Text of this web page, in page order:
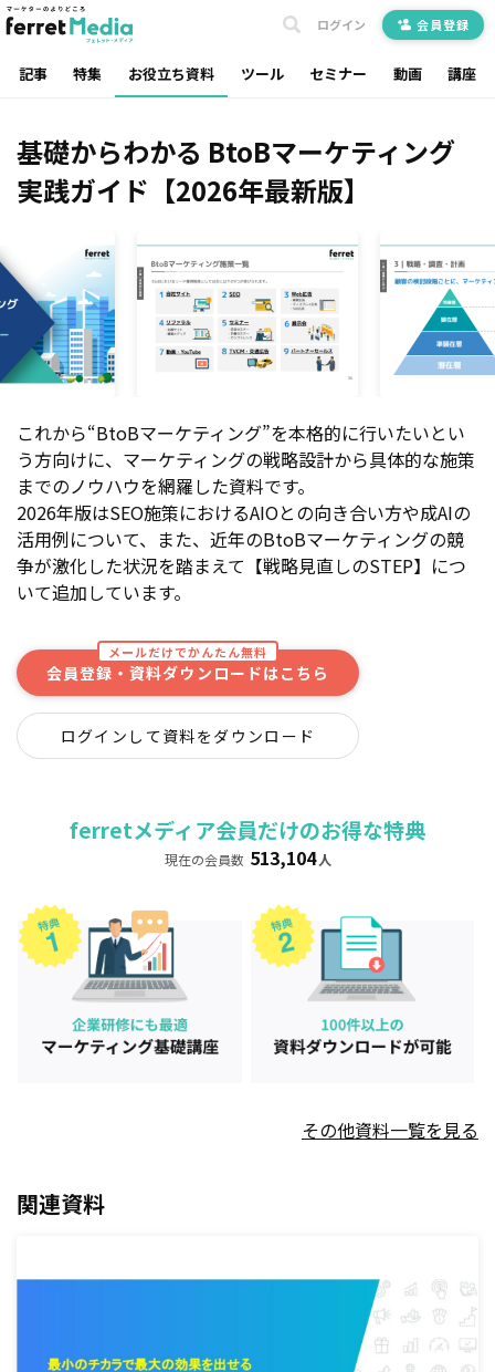
記事 特集 お役立ち資料 ツール セミナー 動画 講座
ログイン 会員登録
基礎からわかる BtoBマーケティング
実践ガイド【2026年最新版】
これから“BtoBマーケティング”を本格的に行いたいとい
う方向けに、マーケティングの戦略設計から具体的な施策
までのノウハウを網羅した資料です。
2026年版はSEO施策におけるAIOとの向き合い方や成AIの
活用例について、また、近年のBtoBマーケティングの競
争が激化した状況を踏まえて【戦略見直しのSTEP】につ
いて追加しています。
メールだけでかんたん無料
会員登録・資料ダウンロードはこちら
ログインして資料をダウンロード
ferretメディア会員だけのお得な特典
現在の会員数 513,104 人
その他資料一覧を見る
関連資料